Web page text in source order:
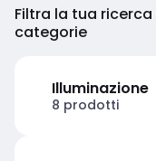
Filtra la tua
categorie
Illuminazione
8 prodotti